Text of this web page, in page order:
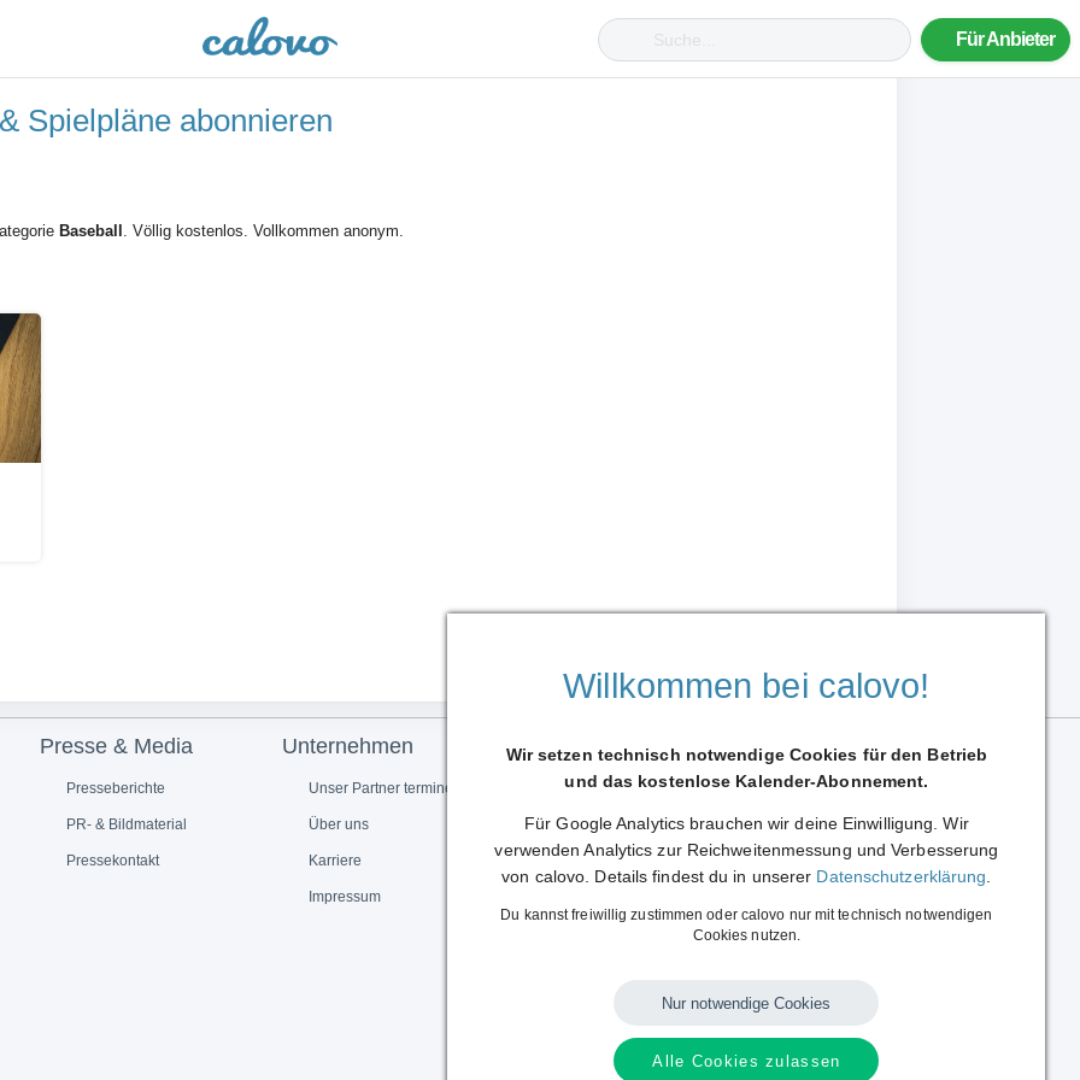
Für Anbieter
Spielpläne abonnieren
Baseball . Völlig kostenlos. Vollkommen anonym.
Presse & Media
Presseberichte
PR- & Bildmaterial
Pressekontakt
Unternehmen
Unser Partner termine.de
Über uns
Karriere
Impressum
Sprache: Deutsch | English
Copyright © 2014 - 2026 calovo.
Willkommen bei calovo!
Wir setzen technisch notwendige Cookies für den Betrieb
und das kostenlose Kalender-Abonnement.
Für Google Analytics brauchen wir deine Einwilligung. Wir
verwenden Analytics zur Reichweitenmessung und Verbesserung
von calovo. Details findest du in unserer Datenschutzerklärung
Du kannst freiwillig zustimmen oder calovo nur mit technisch notwendigen
Cookies nutzen.
Nur notwendige Cookies
Alle Cookies zulassen